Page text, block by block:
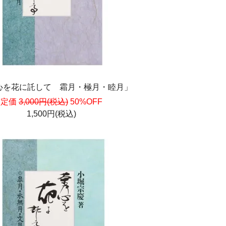
を花に託して 霜月・極月・睦月」
定価 3,000円(税込) 50%OFF
1,500円(税込)